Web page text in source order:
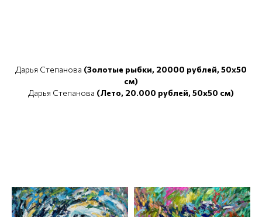
Дарья Степанова (Золотые рыбки, 20000 рублей, 50x50
см)
Дарья Степанова (Лето, 20.000 рублей, 50x50 см)